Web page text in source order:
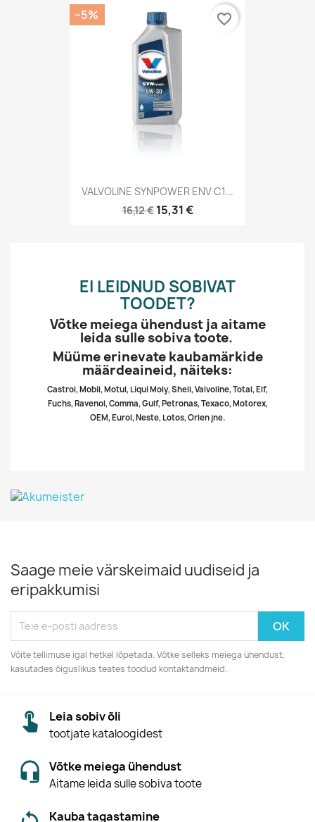
VALVOLINE SYNPOWER ENV C1...
16,12 € 15,31 €
−5% favorite_border
EI LEIDNUD SOBIVAT
TOODET?
Võtke meiega ühendust ja aitame
leida sulle sobiva toote.
Müüme erinevate kaubamärkide
määrdeaineid, näiteks:
Castrol, Mobil, Motul, Liqui Moly, Shell, Valvoline, Total, Elf,
Fuchs, Ravenol, Comma, Gulf, Petronas, Texaco, Motorex,
OEM, Eurol, Neste, Lotos, Orlen jne.
Saage meie värskeimaid uudiseid ja
eripakkumisi
Võite tellimuse igal hetkel lõpetada. Võtke selleks meiega ühendust,
kasutades õiguslikus teates toodud kontaktandmeid.
Leia sobiv õli
tootjate kataloogidest
Võtke meiega ühendust
Aitame leida sulle sobiva toote
Kauba tagastamine